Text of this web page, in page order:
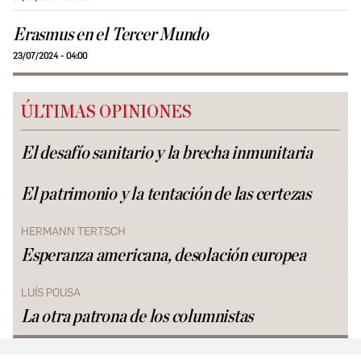
Erasmus en el Tercer Mundo
23/07/2024 - 04:00
ÚLTIMAS OPINIONES
El desafío sanitario y la brecha inmunitaria
El patrimonio y la tentación de las certezas
HERMANN TERTSCH
Esperanza americana, desolación europea
LUÍS POUSA
La otra patrona de los columnistas